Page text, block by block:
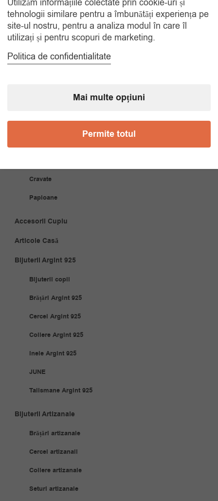
Gratuit, indiferent de motiv
COMANDA TELEFONIC
Tel. 0770420114
Accesorii Bărbăți
Cravate
Papioane
Accesorii Cuplu
Articole Casă
Bijuterii Argint 925
Bijuterii copii
Brățări Argint 925
Cercei Argint 925
Coliere Argint 925
Inele Argint 925
JUNE
Talismane Argint 925
Bijuterii Artizanale
Brățări artizanale
Cercei artizanali
Coliere artizanale
Seturi artizanale
tehnologii similare pentru a îmbunătăți experiența pe
site-ul nostru, pentru a analiza modul în care îl
utilizați și pentru scopuri de marketing.
Politica de confidentialitate
Mai multe opțiuni
Permite totul